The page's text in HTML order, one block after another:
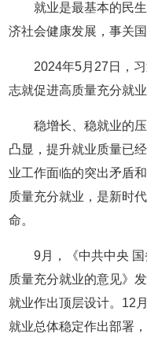
就业是最基本的民
济社会健康发展，事关国
2024年5月27日，
志就促进高质量充分就
稳增长、稳就业的
凸显，提升就业质量已
业工作面临的突出矛盾
质量充分就业，是新时
命。
9月，《中共中央
质量充分就业的意见》
就业作出顶层设计。12
就业总体稳定作出部署